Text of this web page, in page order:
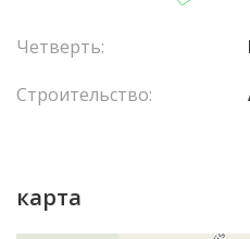
Четверть:
Строительство:
карта